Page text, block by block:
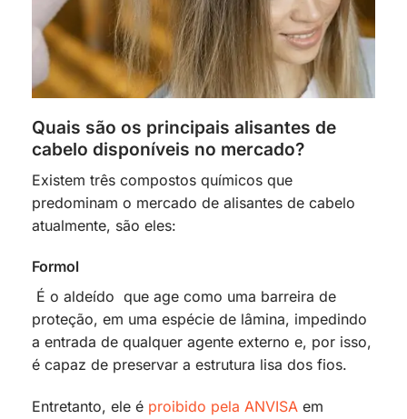
Quais são os principais alisantes de
cabelo disponíveis no mercado?
Existem três compostos químicos que
predominam o mercado de alisantes de cabelo
atualmente, são eles:
Formol
É o aldeído que age como uma barreira de
proteção, em uma espécie de lâmina, impedindo
a entrada de qualquer agente externo e, por isso,
é capaz de preservar a estrutura lisa dos fios.
Entretanto, ele é proibido pela ANVISA em